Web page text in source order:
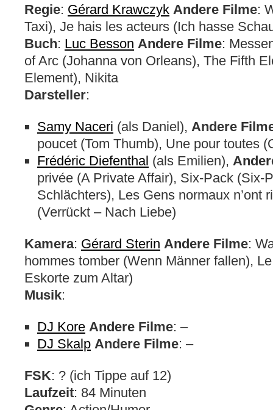
Regie: Gérard Krawczyk Andere Filme:
Taxi), Je hais les acteurs (Ich hasse
Buch: Luc Besson Andere Filme:
of Arc (Johanna von Orleans), The Fifth
Element), Nikita
Darsteller:
Samy Naceri (als Daniel), Andere
poucet (Tom Thumb), Une pour toutes
Frédéric Diefenthal (als Emilien),
privée (A Private Affair), Six-Pack (Six-
Schlächters), Les Gens normaux n’ont
(Verrückt – Nach Liebe)
Kamera: Gérard Sterin Andere Filme:
hommes tomber (Wenn Männer fallen),
Eskorte zum Altar)
Musik:
DJ Kore Andere Filme: –
DJ Skalp Andere Filme: –
FSK: ? (ich Tippe auf 12)
Laufzeit: 84 Minuten